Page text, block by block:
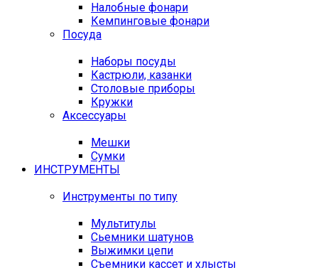
Налобные фонари
Кемпинговые фонари
Посуда
Наборы посуды
Кастрюли, казанки
Столовые приборы
Кружки
Аксессуары
Мешки
Сумки
ИНСТРУМЕНТЫ
Инструменты по типу
Мультитулы
Сьемники шатунов
Выжимки цепи
Съемники кассет и хлысты